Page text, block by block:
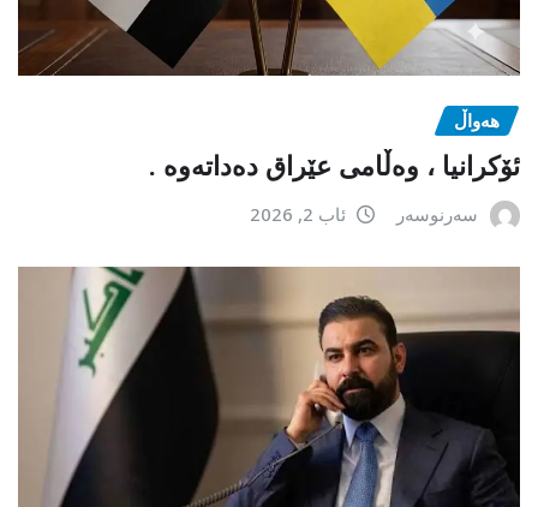
هەواڵ
ئۆکرانیا ، وەڵامی عێراق دەداتەوە .
سەرنوسەر ئاب 2, 2026